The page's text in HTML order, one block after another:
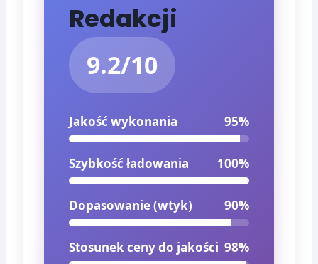
Redakcji
9.2/10
Jakość wykonania 95%
Szybkość ładowania 100%
Dopasowanie (wtyk) 90%
Stosunek ceny do jakości 98%